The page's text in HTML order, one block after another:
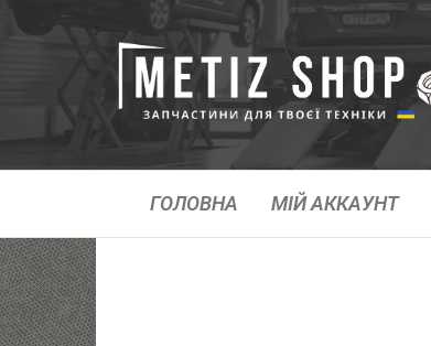
ГОЛОВНА МІЙ АККАУНТ